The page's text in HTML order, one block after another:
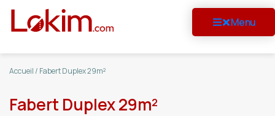
Menu
Accueil/ Fabert Duplex 29m²
Fabert Duplex 29m²